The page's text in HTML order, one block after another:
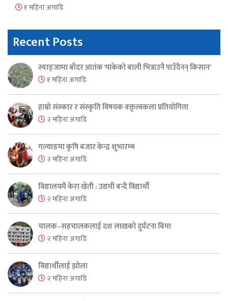
१ महिना अगाडि
Recent Posts
स्याङ्जामा बाँदर आतंक ‘पाकेको बाली भित्राउनै पाउँदैनन् किसान’
१ महिना अगाडि
हाम्रो संस्कार र संस्कृति विषयक वक्तृत्वकला प्रतियोगिता
२ महिना अगाडि
गल्याङमा कृषि बजार केन्द्र शुभारम्भ
२ महिना अगाडि
विद्यालयमै केरा खेती : उद्यमी बन्दै विद्यार्थी
२ महिना अगाडि
चालक–सहचालकलाई दश लाखको दुर्घटना बिमा
२ महिना अगाडि
विद्यार्थीलाई झोला
२ महिना अगाडि